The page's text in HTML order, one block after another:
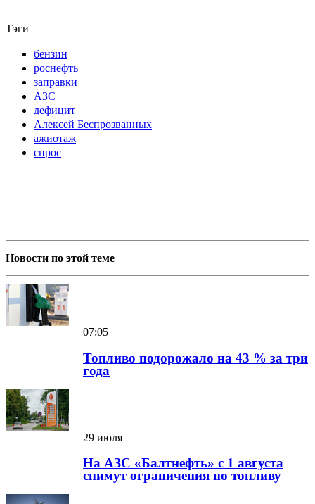
Тэги
бензин
роснефть
заправки
АЗС
дефицит
Алексей Беспрозванных
ажиотаж
спрос
Новости по этой теме
07:05
Топливо подорожало на 43 % за три
года
29 июля
На АЗС «Балтнефть» с 1 августа
снимут ограничения по топливу